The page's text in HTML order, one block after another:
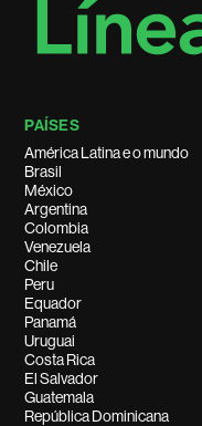
PAÍSES
América Latina e o mundo
Brasil
México
Argentina
Colombia
Venezuela
Chile
Peru
Equador
Panamá
Uruguai
Costa Rica
El Salvador
Guatemala
República Dominicana